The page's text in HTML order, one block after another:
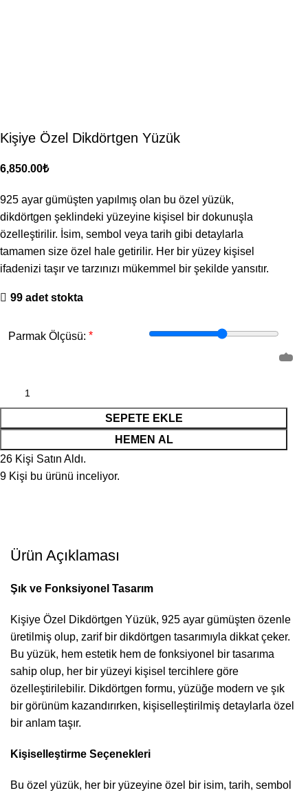
Kişiye Özel Dikdörtgen Yüzük
₺
925 ayar gümüşten yapılmış olan bu özel yüzük,
dikdörtgen şeklindeki yüzeyine kişisel bir dokunuşla
özelleştirilir. İsim, sembol veya tarih gibi detaylarla
tamamen size özel hale getirilir. Her bir yüzey kişisel
ifadenizi taşır ve tarzınızı mükemmel bir şekilde yansıtır.
99 adet stokta
Parmak Ölçüsü: *
SEPETE EKLE
HEMEN AL
26 Kişi Satın Aldı.
9 Kişi bu ürünü inceliyor.
Ürün Açıklaması
Şık ve Fonksiyonel Tasarım
Kişiye Özel Dikdörtgen Yüzük, 925 ayar gümüşten özenle
üretilmiş olup, zarif bir dikdörtgen tasarımıyla dikkat çeker.
Bu yüzük, hem estetik hem de fonksiyonel bir tasarıma
sahip olup, her bir yüzeyi kişisel tercihlere göre
özelleştirilebilir. Dikdörtgen formu, yüzüğe modern ve şık
bir görünüm kazandırırken, kişiselleştirilmiş detaylarla özel
bir anlam taşır.
Kişiselleştirme Seçenekleri
Bu özel yüzük, her bir yüzeyine özel bir isim, tarih, sembol